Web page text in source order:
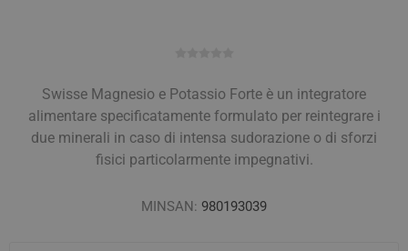
Swisse Magnesio e Potassio Forte è un integratore
alimentare specificatamente formulato per reintegrare i
due minerali in caso di intensa sudorazione o di sforzi
fisici particolarmente impegnativi.
MINSAN: 980193039